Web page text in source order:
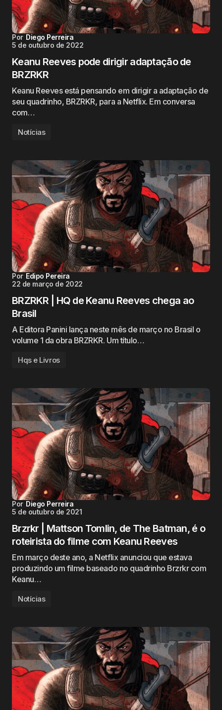
Por Diego Perreira
5 de outubro de 2022
Keanu Reeves pode dirigir adaptação de
BRZRKR
Keanu Reeves está pensando em dirigir a adaptação de
seu quadrinho, BRZRKR, para a Netflix. Em conversa
com…
Notícias
Por Edipo Pereira
22 de março de 2022
BRZRKR | HQ de Keanu Reeves chega ao
Brasil
A Editora Panini lança neste mês de março no Brasil o
volume 1 da obra BRZRKR. Um título…
Hqs e Livros
Por Diego Perreira
5 de outubro de 2021
Brzrkr | Mattson Tomlin, de The Batman, é o
roteirista do filme com Keanu Reeves
Em março deste ano, a Netflix anunciou que estava
produzindo um filme baseado no quadrinho Brzrkr com
Keanu…
Notícias